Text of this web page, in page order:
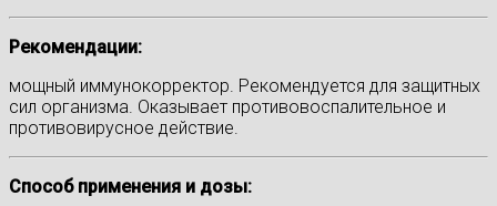
Рекомендации:
мощный иммунокорректор. Рекомендуется для защитных
сил организма. Оказывает противовоспалительное и
противовирусное действие.
Способ применения и дозы: